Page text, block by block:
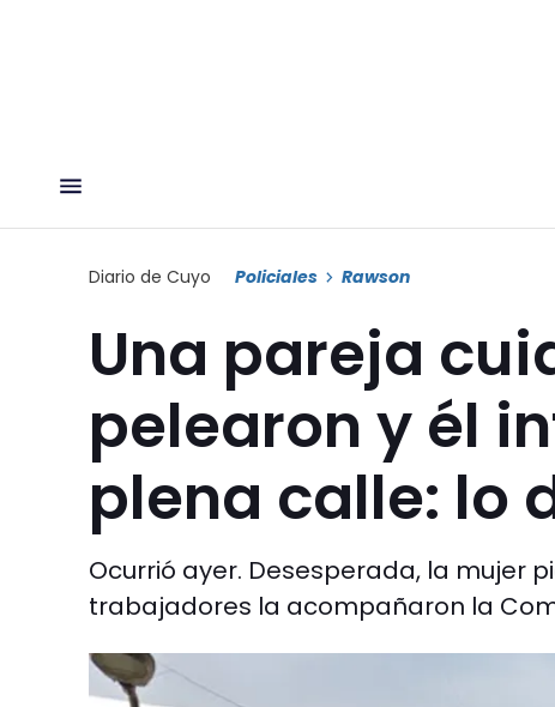
Diario de Cuyo Policiales Rawson
Una pareja
pelearon y él
plena calle: lo
Ocurrió ayer. Desesperada, la mujer
trabajadores la acompañaron la